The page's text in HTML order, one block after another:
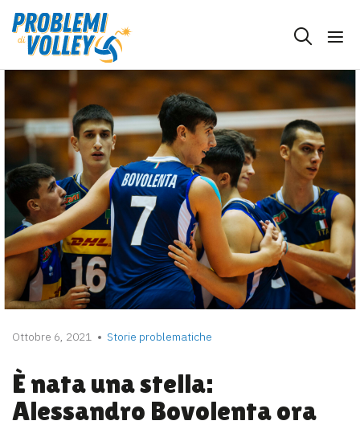
Ottobre 6, 2021 Storie problematiche
È nata una stella:
Alessandro Bovolenta ora